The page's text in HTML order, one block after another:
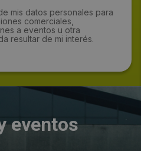
mis datos personales para
comerciales,
a eventos u otra
resultar de mi interés.
eventos